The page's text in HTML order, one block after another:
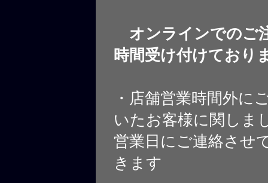
オンラインでのご
時間受け付けており
・店舗営業時間外に
いたお客様に関しま
営業日にご連絡させ
きます